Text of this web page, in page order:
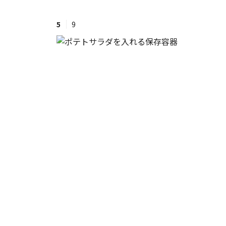
#ワンオペ育児
5 9